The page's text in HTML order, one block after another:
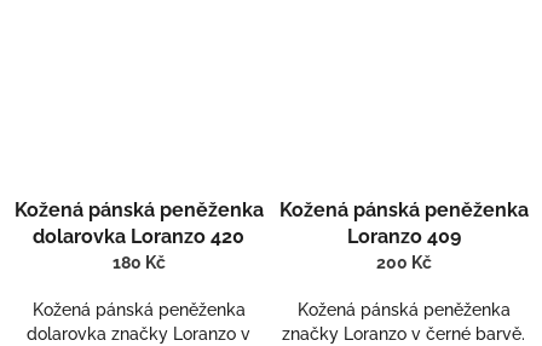
Kožená pánská peněženka
dolarovka Loranzo 420
180 Kč
Kožená pánská peněženka
dolarovka značky Loranzo v
Kožená pánská peněženka
Loranzo 409
200 Kč
Kožená pánská peněženka
značky Loranzo v černé barvě.